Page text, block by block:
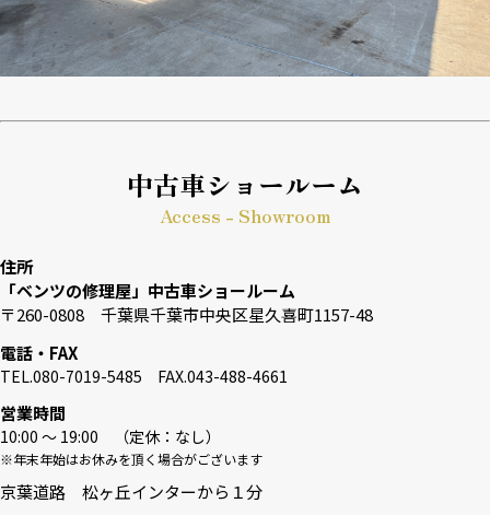
中古車ショールーム
Access - Showroom
住所
「ベンツの修理屋」中古車ショールーム
〒260-0808 千葉県千葉市中央区星久喜町1157-48
電話・FAX
TEL.080-7019-5485 FAX.043-488-4661
営業時間
10:00 〜 19:00 （定休：なし）
※年末年始はお休みを頂く場合がございます
京葉道路 松ヶ丘インターから１分